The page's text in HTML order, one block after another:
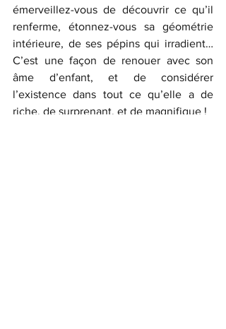
émerveillez-vous de découvrir ce qu’il
renferme, étonnez-vous sa géométrie
intérieure, de ses pépins qui irradient…
C’est une façon de renouer avec son
âme d’enfant, et de considérer
l’existence dans tout ce qu’elle a de
riche, de surprenant, et de magnifique !